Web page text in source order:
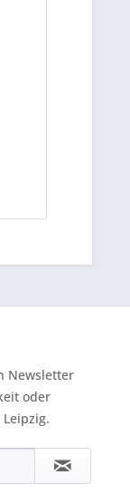
Newsletter
oder